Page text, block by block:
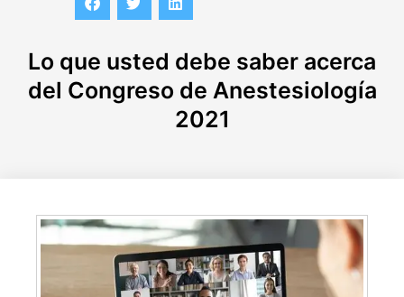
Lo que usted debe saber acerca
del Congreso de Anestesiología
2021